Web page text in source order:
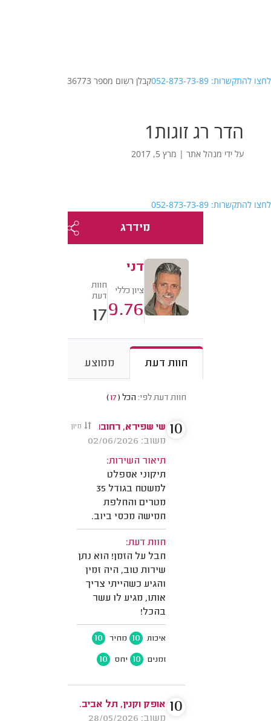
לחצו להתקשרות: 052-873-73-89 קבלן רשום מספר 36773
הדר רג זוגות1
על ידי מנהל אתר| מרץ 5, 2017
לחצו להתקשרות: 052-873-73-89